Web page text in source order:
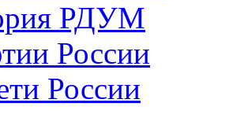
РДУМ
России
России